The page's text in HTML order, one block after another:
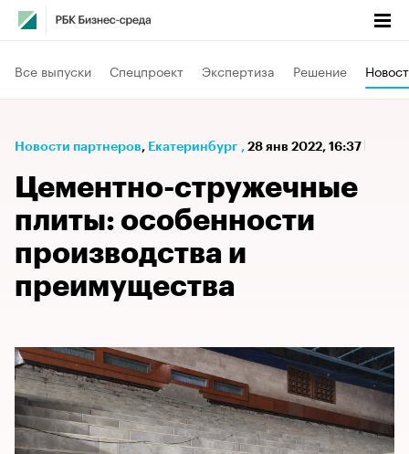
Все выпуски Спецпроект Экспертиза Решение
Новости партнеров⁠, Екатеринбург , 28 янв 2022, 16:37
Цементно-стружечные
плиты: особенности
производства и
преимущества